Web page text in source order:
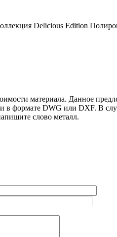
Delicious Edition
материала. Данное
в формате DWG или DXF. В
напишите слово металл.